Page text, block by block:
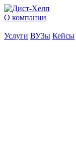
О компании
Услуги ВУЗы Кейсы